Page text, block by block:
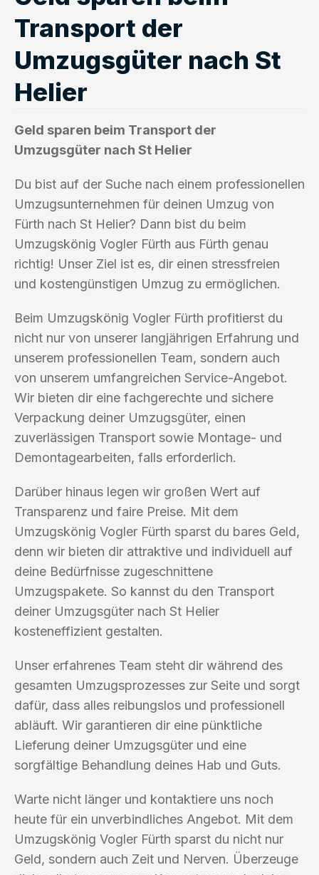
Transport der
Umzugsgüter nach St
Helier
Geld sparen beim Transport der
Umzugsgüter nach St Helier
Du bist auf der Suche nach einem professionellen
Umzugsunternehmen für deinen Umzug von
Fürth nach St Helier? Dann bist du beim
Umzugskönig Vogler Fürth aus Fürth genau
richtig! Unser Ziel ist es, dir einen stressfreien
und kostengünstigen Umzug zu ermöglichen.
Beim Umzugskönig Vogler Fürth profitierst du
nicht nur von unserer langjährigen Erfahrung und
unserem professionellen Team, sondern auch
von unserem umfangreichen Service-Angebot.
Wir bieten dir eine fachgerechte und sichere
Verpackung deiner Umzugsgüter, einen
zuverlässigen Transport sowie Montage- und
Demontagearbeiten, falls erforderlich.
Darüber hinaus legen wir großen Wert auf
Transparenz und faire Preise. Mit dem
Umzugskönig Vogler Fürth sparst du bares Geld,
denn wir bieten dir attraktive und individuell auf
deine Bedürfnisse zugeschnittene
Umzugspakete. So kannst du den Transport
deiner Umzugsgüter nach St Helier
kosteneffizient gestalten.
Unser erfahrenes Team steht dir während des
gesamten Umzugsprozesses zur Seite und sorgt
dafür, dass alles reibungslos und professionell
abläuft. Wir garantieren dir eine pünktliche
Lieferung deiner Umzugsgüter und eine
sorgfältige Behandlung deines Hab und Guts.
Warte nicht länger und kontaktiere uns noch
heute für ein unverbindliches Angebot. Mit dem
Umzugskönig Vogler Fürth sparst du nicht nur
Geld, sondern auch Zeit und Nerven. Überzeuge